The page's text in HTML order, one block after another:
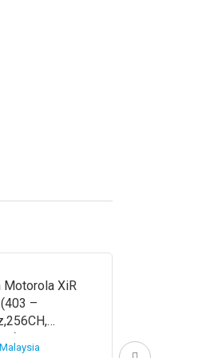
Motorola XiR
–